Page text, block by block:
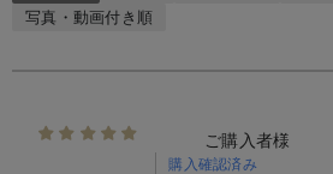
写真・動画付き順
ご購入者様
購入確認済み